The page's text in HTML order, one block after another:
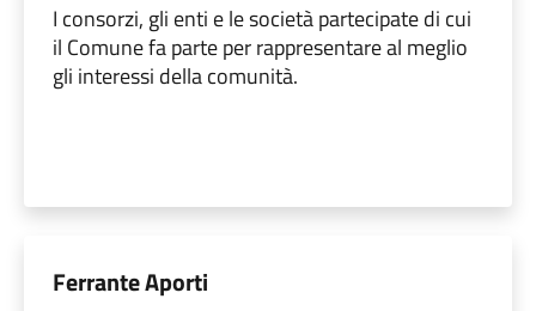
I consorzi, gli enti e le società partecipate di cui
il Comune fa parte per rappresentare al meglio
gli interessi della comunità.
Ferrante Aporti